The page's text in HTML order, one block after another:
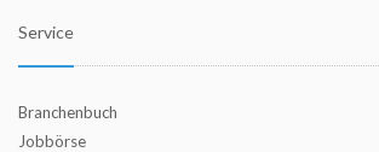
Service
Branchenbuch
Jobbörse